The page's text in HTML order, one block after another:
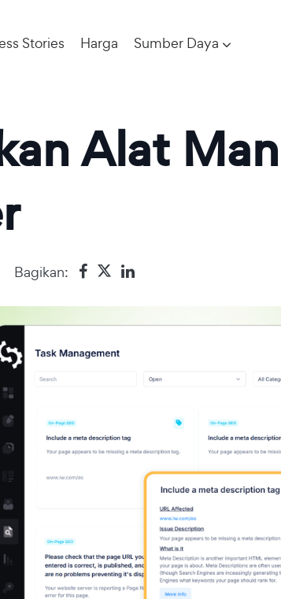
Stories Harga Sumber Daya
Alat
Bagikan: